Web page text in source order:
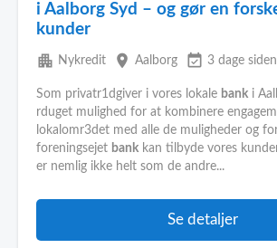
i Aalborg Syd – og gør en
kunder
apartment Nykredit place Aalborg event_available 3 dage siden
Som privatr1dgiver i vores lokale bank i
rduget mulighed for at kombinere
lokalomr3det med alle de muligheder og
foreningsejet bank kan tilbyde vores
er nemlig ikke helt som de andre...
Se detaljer